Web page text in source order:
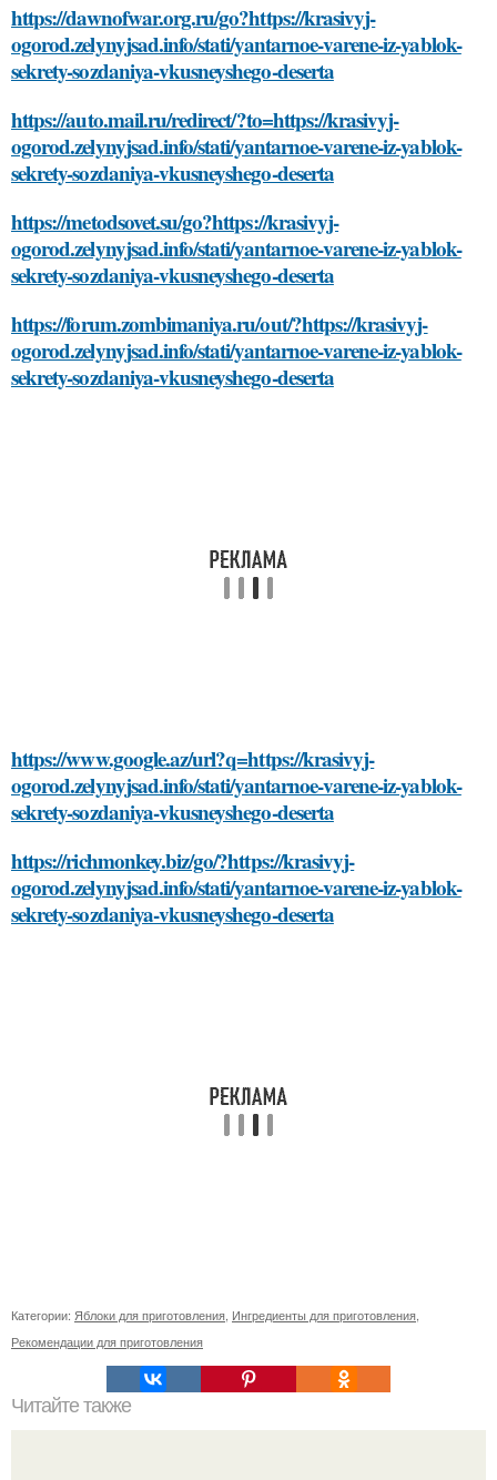
https://dawnofwar.org.ru/go?https://krasivyj-
ogorod.zelynyjsad.info/stati/yantarnoe-varene-iz-yablok-
sekrety-sozdaniya-vkusneyshego-deserta
https://auto.mail.ru/redirect/?to=https://krasivyj-
ogorod.zelynyjsad.info/stati/yantarnoe-varene-iz-yablok-
sekrety-sozdaniya-vkusneyshego-deserta
https://metodsovet.su/go?https://krasivyj-
ogorod.zelynyjsad.info/stati/yantarnoe-varene-iz-yablok-
sekrety-sozdaniya-vkusneyshego-deserta
https://forum.zombimaniya.ru/out/?https://krasivyj-
ogorod.zelynyjsad.info/stati/yantarnoe-varene-iz-yablok-
sekrety-sozdaniya-vkusneyshego-deserta
https://www.google.az/url?q=https://krasivyj-
ogorod.zelynyjsad.info/stati/yantarnoe-varene-iz-yablok-
sekrety-sozdaniya-vkusneyshego-deserta
https://richmonkey.biz/go/?https://krasivyj-
ogorod.zelynyjsad.info/stati/yantarnoe-varene-iz-yablok-
sekrety-sozdaniya-vkusneyshego-deserta
Категории: Яблоки для приготовления Ингредиенты для приготовления
Рекомендации для приготовления
Читайте также